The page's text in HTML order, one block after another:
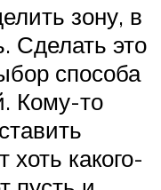
зону, в
Сделать это
способа
Кому-то
хоть какого-